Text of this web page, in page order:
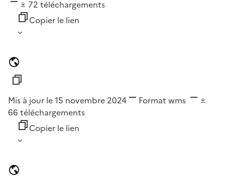
72 téléchargements
Copier le lien
Mis à jour le 15 novembre 2024 Format wms
66 téléchargements
Copier le lien